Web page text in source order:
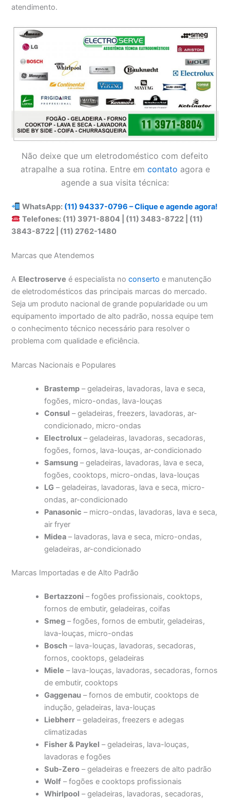
atendimento.
Não deixe que um eletrodoméstico com defeito
atrapalhe a sua rotina. Entre em contato agora e
agende a sua visita técnica:
WhatsApp: (11) 94337-0796 – Clique e agende agora!
Telefones: (11) 3971-8804 | (11) 3483-8722 | (11)
3843-8722 | (11) 2762-1480
Marcas que Atendemos
A Electroserve é especialista noconserto e manutenção
de eletrodomésticos das principais marcas do mercado.
Seja um produto nacional de grande popularidade ou um
equipamento importado de alto padrão, nossa equipe tem
o conhecimento técnico necessário para resolver o
problema com qualidade e eficiência.
Marcas Nacionais e Populares
Brastemp – geladeiras, lavadoras, lava e seca,
fogões, micro-ondas, lava-louças
Consul – geladeiras, freezers, lavadoras, ar-
condicionado, micro-ondas
Electrolux – geladeiras, lavadoras, secadoras,
fogões, fornos, lava-louças, ar-condicionado
Samsung – geladeiras, lavadoras, lava e seca,
fogões, cooktops, micro-ondas, lava-louças
LG – geladeiras, lavadoras, lava e seca, micro-
ondas, ar-condicionado
Panasonic – micro-ondas, lavadoras, lava e seca,
air fryer
Midea – lavadoras, lava e seca, micro-ondas,
geladeiras, ar-condicionado
Marcas Importadas e de Alto Padrão
Bertazzoni – fogões profissionais, cooktops,
fornos de embutir, geladeiras, coifas
Smeg – fogões, fornos de embutir, geladeiras,
lava-louças, micro-ondas
Bosch – lava-louças, lavadoras, secadoras,
fornos, cooktops, geladeiras
Miele – lava-louças, lavadoras, secadoras, fornos
de embutir, cooktops
Gaggenau – fornos de embutir, cooktops de
indução, geladeiras, lava-louças
Liebherr – geladeiras, freezers e adegas
climatizadas
Fisher & Paykel – geladeiras, lava-louças,
lavadoras e fogões
Sub-Zero – geladeiras e freezers de alto padrão
Wolf – fogões e cooktops profissionais
Whirlpool – geladeiras, lavadoras, secadoras,